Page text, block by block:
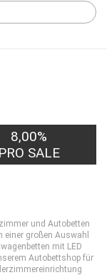
8,00%
PRO SALE
und Autobetten
einer großen Auswahl
mit LED
Autobettshop für